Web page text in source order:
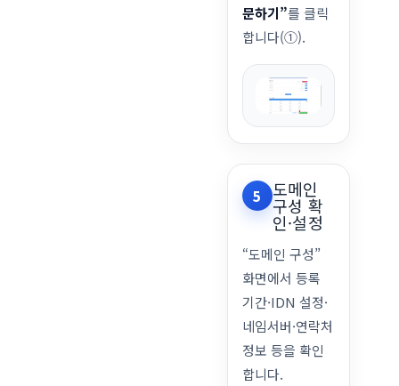
문하기”를 클릭
합니다(①).
5 도메인
구성 확
인·설정
“도메인 구성”
화면에서 등록
기간·IDN 설정·
네임서버·연락처
정보 등을 확인
합니다.